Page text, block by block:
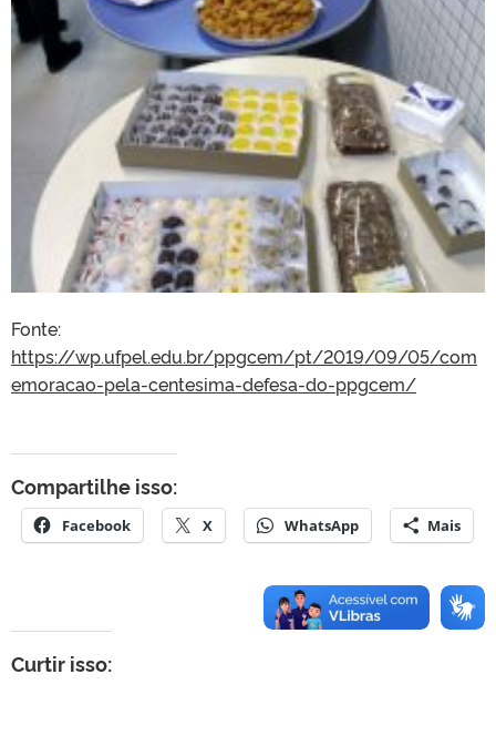
Fonte:
https://wp.ufpel.edu.br/ppgcem/pt/2019/09/05/com
emoracao-pela-centesima-defesa-do-ppgcem/
Compartilhe isso:
Facebook X WhatsApp Mais
Curtir isso: